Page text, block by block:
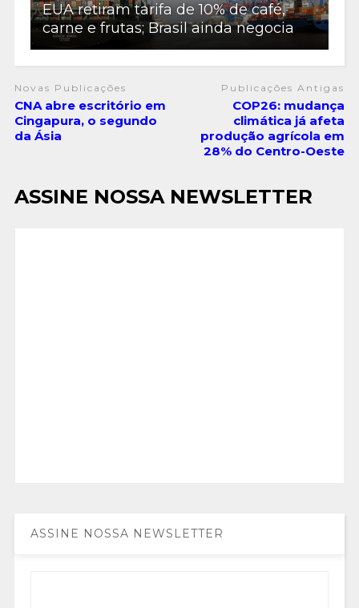
EUA retiram tarifa de 10% de café,
carne e frutas; Brasil ainda negocia
Novas Publicações
CNA abre escritório em
Cingapura, o segundo
da Ásia
Publicações Antigas
COP26: mudança
climática já afeta
produção agrícola em
28% do Centro-Oeste
ASSINE NOSSA NEWSLETTER
ASSINE NOSSA NEWSLETTER